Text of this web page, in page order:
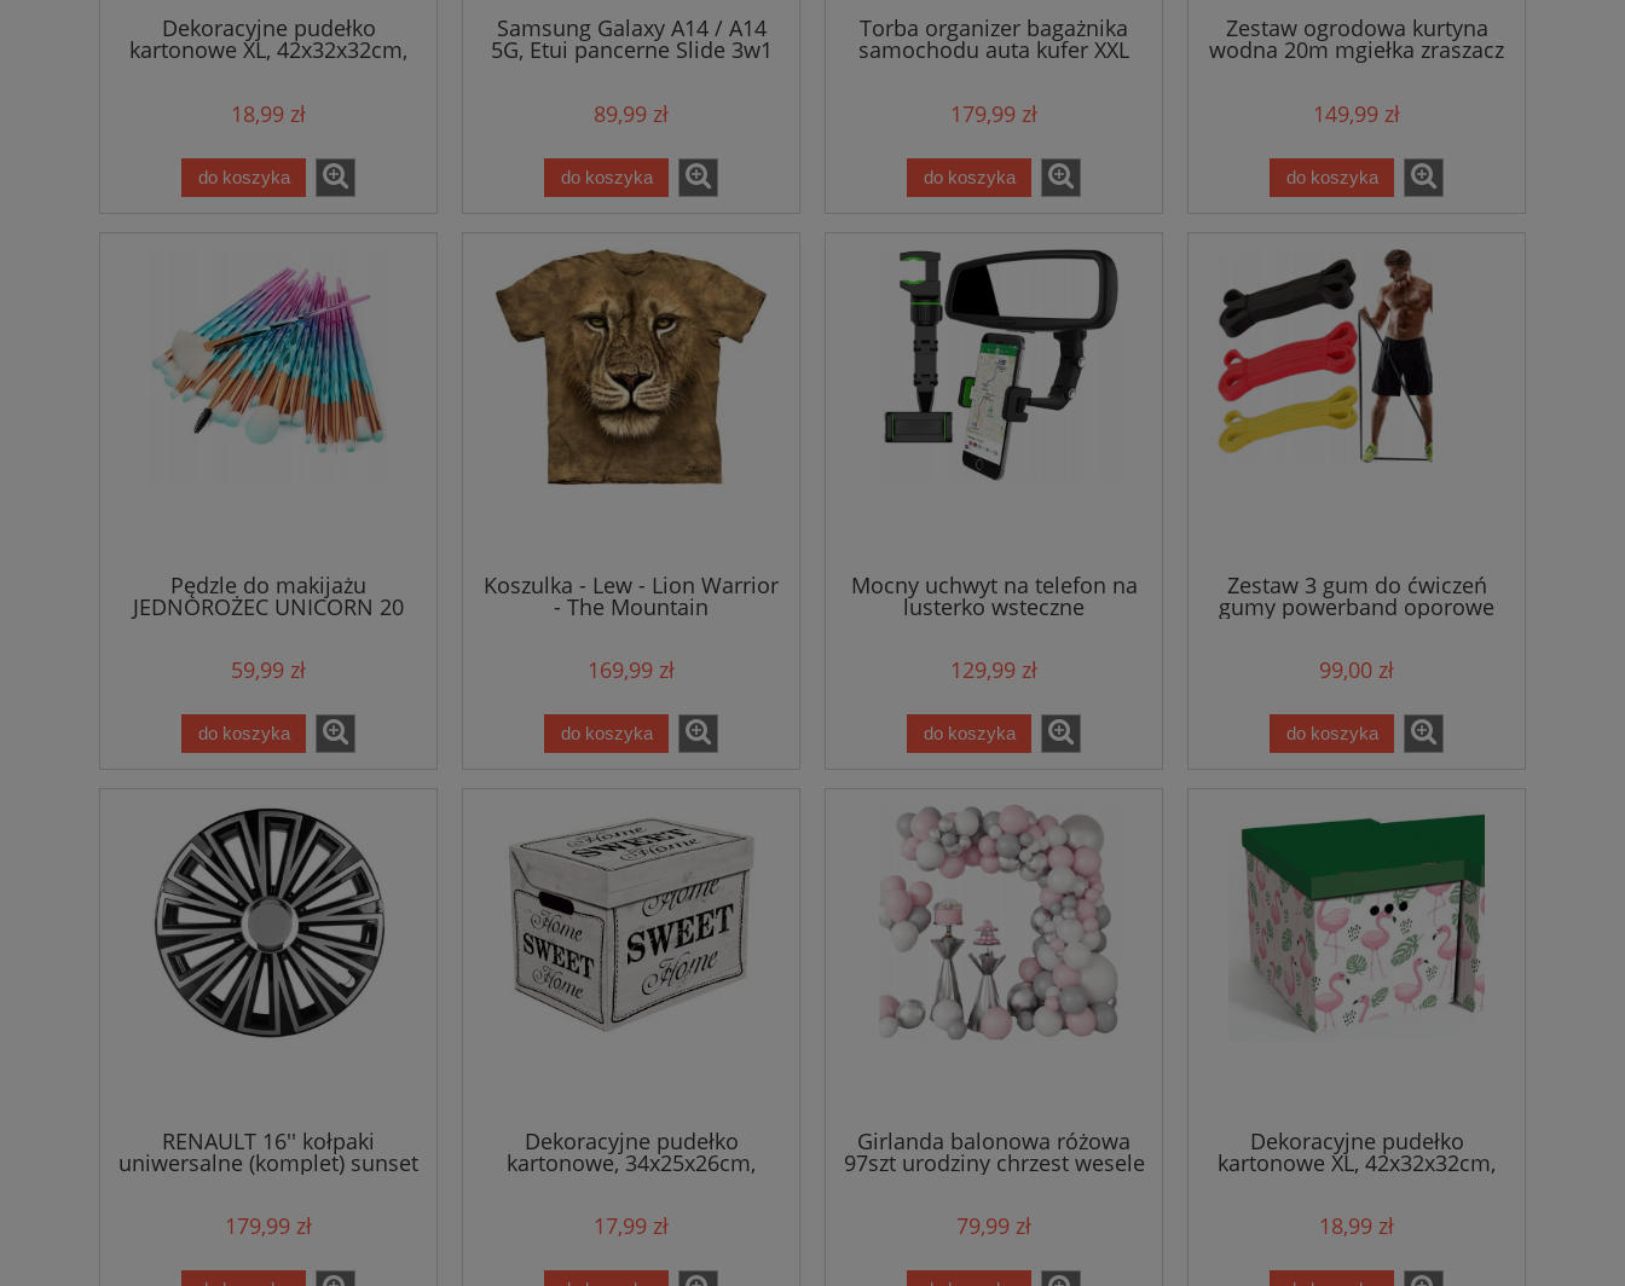
Dekoracyjne pudełko
kartonowe XL, 42x32x32cm,
18,99 zł
do koszyka
Samsung Galaxy A14 / A14
5G, Etui pancerne Slide 3w1
89,99 zł
do koszyka
Torba organizer bagażnika
samochodu auta kufer XXL
179,99 zł
do koszyka
Zestaw ogrodowa kurtyna
wodna 20m mgiełka zraszacz
ogrodowy
149,99 zł
do koszyka
Pędzle do makijażu
JEDNOROŻEC UNICORN 20
59,99 zł
do koszyka
Koszulka - Lew - Lion Warrior
- The Mountain
169,99 zł
do koszyka
Mocny uchwyt na telefon na
lusterko wsteczne
129,99 zł
do koszyka
Zestaw 3 gum do ćwiczeń
gumy powerband oporowe
99,00 zł
do koszyka
RENAULT 16'' kołpaki
uniwersalne (komplet) sunset
179,99 zł
Dekoracyjne pudełko
kartonowe, 34x25x26cm,
17,99 zł
Girlanda balonowa różowa
97szt urodziny chrzest wesele
79,99 zł
Dekoracyjne pudełko
kartonowe XL, 42x32x32cm,
18,99 zł